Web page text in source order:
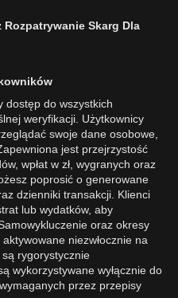
Rozpatrywanie Skarg Dla
dostęp do wszystkich
weryfikacji. Użytkownicy
swoje dane osobowe,
jest przejrzystość
wpłat w zł, wygranych oraz
poprosić o generowane
dzienniki transakcji. Klienci
lub wydatków, aby
oraz okresy
niezwłocznie na
rygorystycznie
wykorzystywane wyłącznie do
przez przepisy